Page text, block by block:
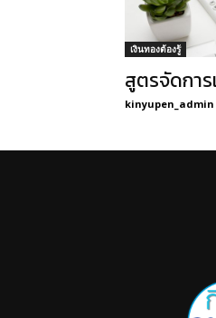
เงินทองต้องรู้
สูตรจัดกา
kinyupen_admin